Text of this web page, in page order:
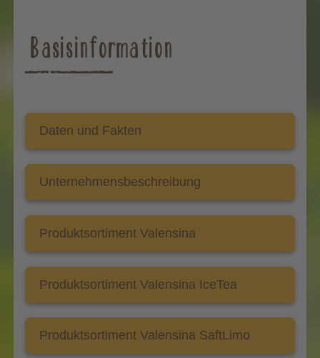
Basisinformation
Daten und Fakten
Unternehmensbeschreibung
Produktsortiment Valensina
Produktsortiment Valensina IceTea
Produktsortiment Valensina SaftLimo